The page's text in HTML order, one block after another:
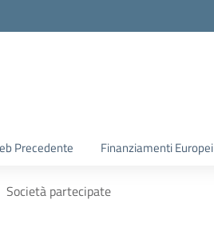
Precedente Finanziamenti Europei
Società partecipate